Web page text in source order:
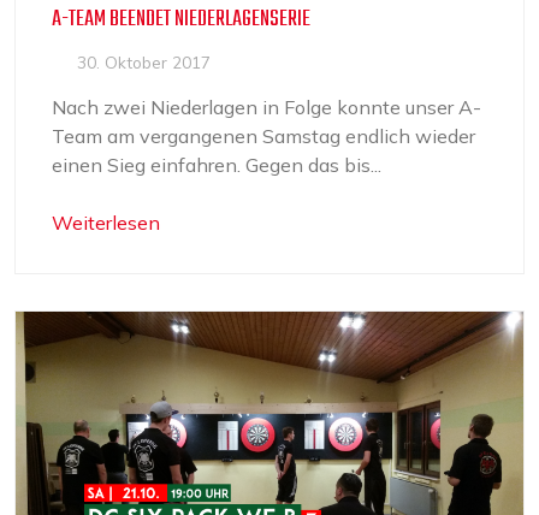
A-TEAM BEENDET NIEDERLAGENSERIE
30. Oktober 2017
Nach zwei Niederlagen in Folge konnte unser A-
Team am vergangenen Samstag endlich wieder
einen Sieg einfahren. Gegen das bis...
Weiterlesen